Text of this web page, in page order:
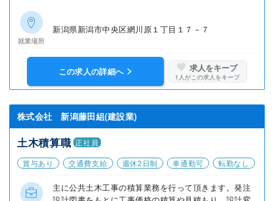
就業場所
新潟県新潟市中央区網川原１丁目１７－７
この求人の詳細へ 求人をキープ
1 人がこの求人をキープ
株式会社 新潟藤田組(建設業)
土木積算職 正社員
賞与あり
交通費支給 週休2日制 車通勤可 転勤なし
主に公共土木工事の積算業務を行って頂きます。発注